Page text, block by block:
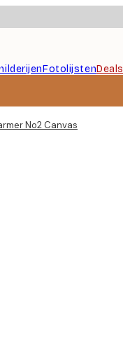
FotolijstenDeals
No2 Canvas